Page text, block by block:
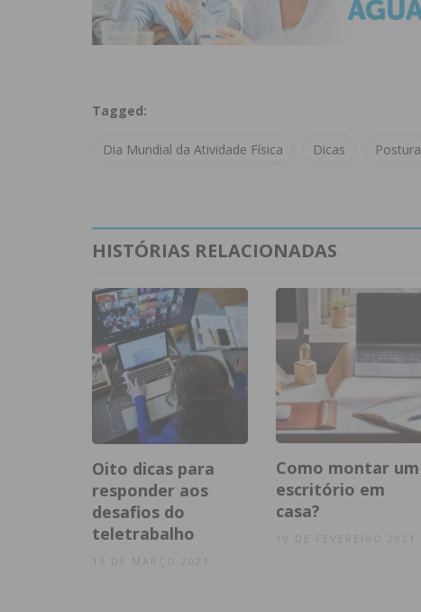
Tagged:
Dia Mundial da Atividade Física Dicas Postura
HISTÓRIAS RELACIONADAS
Oito dicas para
responder aos
desafios do
teletrabalho
13 DE MARÇO 2021
Como montar um
escritório em
casa?